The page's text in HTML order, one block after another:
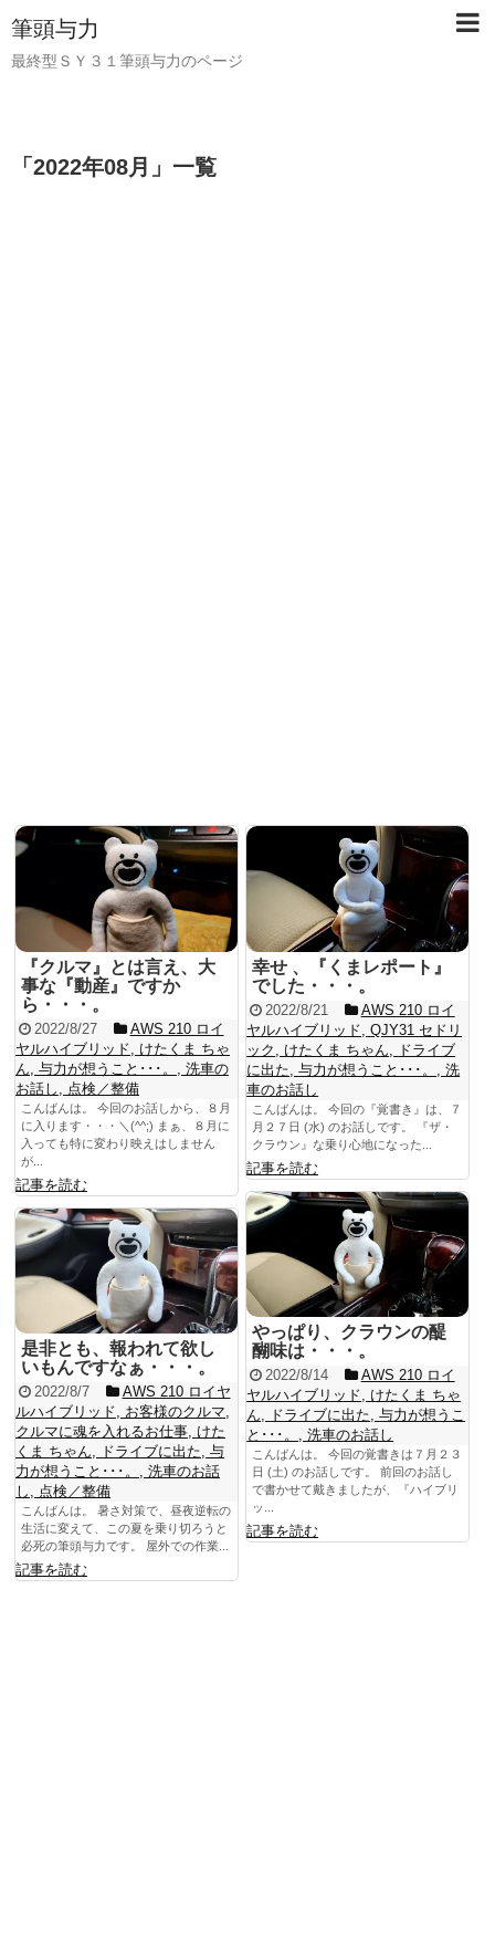
筆頭与力
最終型ＳＹ３１筆頭与力のページ
「 2022年08月 」 一覧
『クルマ』とは言え、大
事な『動産』ですか
ら・・・。
2022/8/27
AWS 210 ロイ
ヤルハイブリッド
けたくま ちゃ
ん 与力が想うこと･･･。
洗車の
お話し
点検／整備
こんばんは。 今回のお話しから、８月
に入ります・・・＼(^^;) まぁ、８月に
入っても特に変わり映えはしません
が...
記事を読む
幸せ 、『くまレポート』
でした・・・。
2022/8/21
AWS 210 ロイ
ヤルハイブリッド ,QJY31 セドリ
ック
けたくま ちゃん
ドライブ
に出た ,与力が想うこと･･･。 ,洗
車のお話し
こんばんは。 今回の『覚書き』は、７
月２７日 (水) のお話しです。 『ザ・
クラウン』な乗り心地になった...
記事を読む
やっぱり、クラウンの醍
醐味は・・・。
2022/8/14
AWS 210 ロイ
ヤルハイブリッド
けたくま ちゃ
ん
ドライブに出た ,与力が想うこ
と･･･。
,洗車のお話し
こんばんは。 今回の覚書きは７月２３
日 (土) のお話しです。 前回のお話し
で書かせて戴きましたが、『ハイブリ
ッ...
記事を読む
是非とも、報われて欲し
いもんですなぁ・・・。
2022/8/7
AWS 210 ロイヤ
ルハイブリッド
お客様のクルマ
クルマに魂を入れるお仕事 けた
くま ちゃん
ドライブに出た 与
力が想うこと･･･。
洗車のお話
し
点検／整備
こんばんは。 暑さ対策で、昼夜逆転の
生活に変えて、この夏を乗り切ろうと
必死の筆頭与力です。 屋外での作業...
記事を読む